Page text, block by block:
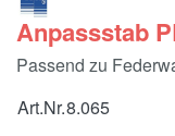
Anpassstab
Passend zu
Art.Nr.8.065